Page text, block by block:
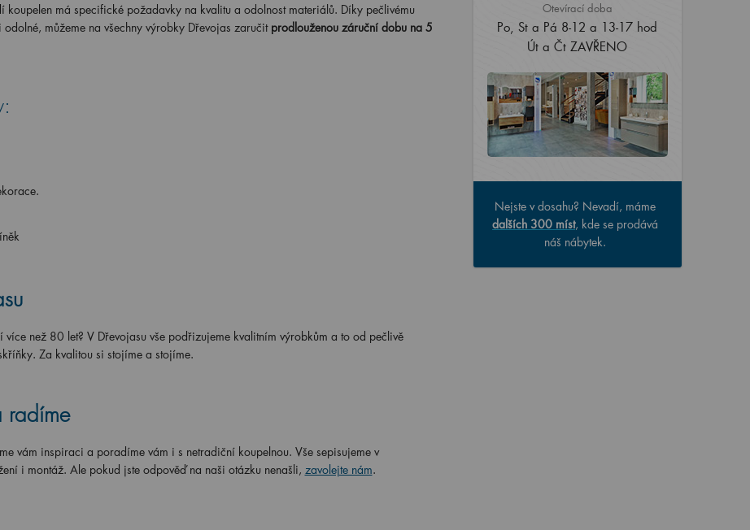
má specifické požadavky na kvalitu a odolnost materiálů. Díky pečlivému
můžeme na všechny výrobky Dřevojas zaručit prodlouženou záruční dobu na 5
než 80 let? V Dřevojasu vše podřizujeme kvalitním výrobkům a to od pečlivě
Za kvalitou si stojíme a stojíme.
radíme
vám inspiraci a poradíme vám i s netradiční koupelnou. Vše sepisujeme v
i montáž. Ale pokud jste odpověď na naši otázku nenašli, zavolejte nám.
Otevírací doba
Po, St a Pá 8-12 a 13-17 hod
Út a Čt ZAVŘENO
Nejste v dosahu? Nevadí, máme
dalších 300 míst, kde se prodává
náš nábytek.